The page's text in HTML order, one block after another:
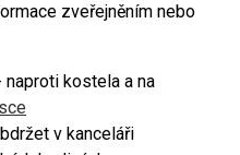
zveřejněním nebo
naproti kostela a na
v kanceláři